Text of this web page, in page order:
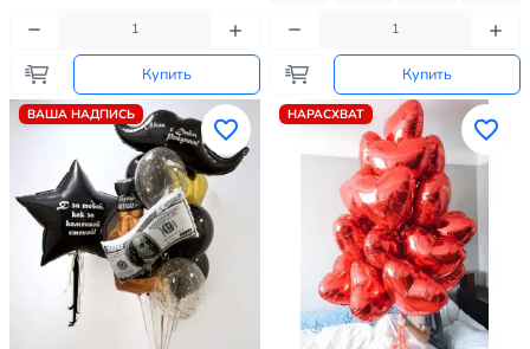
Купить Купить
ВАША НАДПИСЬ НАРАСХВАТ